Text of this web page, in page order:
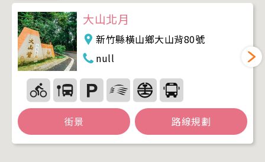
大山北月
新竹縣橫山鄉大山背80號
null
街景 路線規劃